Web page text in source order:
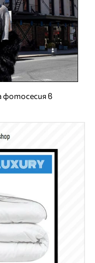
фотосесия в